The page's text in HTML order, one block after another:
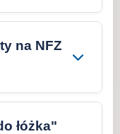
na NFZ
łóżka"